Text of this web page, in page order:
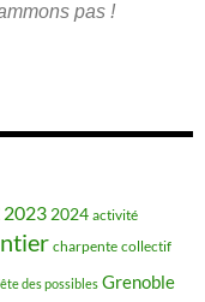
pas !
2023 2024 activité
charpente collectif
des possibles Grenoble